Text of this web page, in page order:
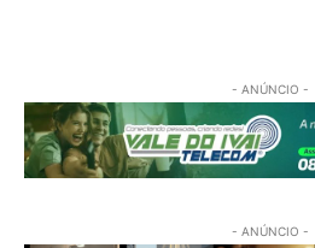
- ANÚNCIO -
- ANÚNCIO -